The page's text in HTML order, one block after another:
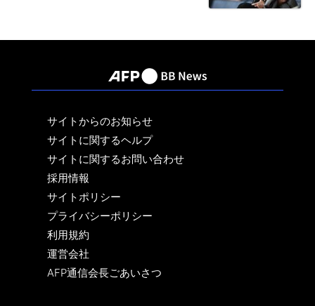
サイトからのお知らせ
サイトに関するヘルプ
サイトに関するお問い合わせ
採用情報
サイトポリシー
プライバシーポリシー
利用規約
運営会社
AFP通信会長ごあいさつ